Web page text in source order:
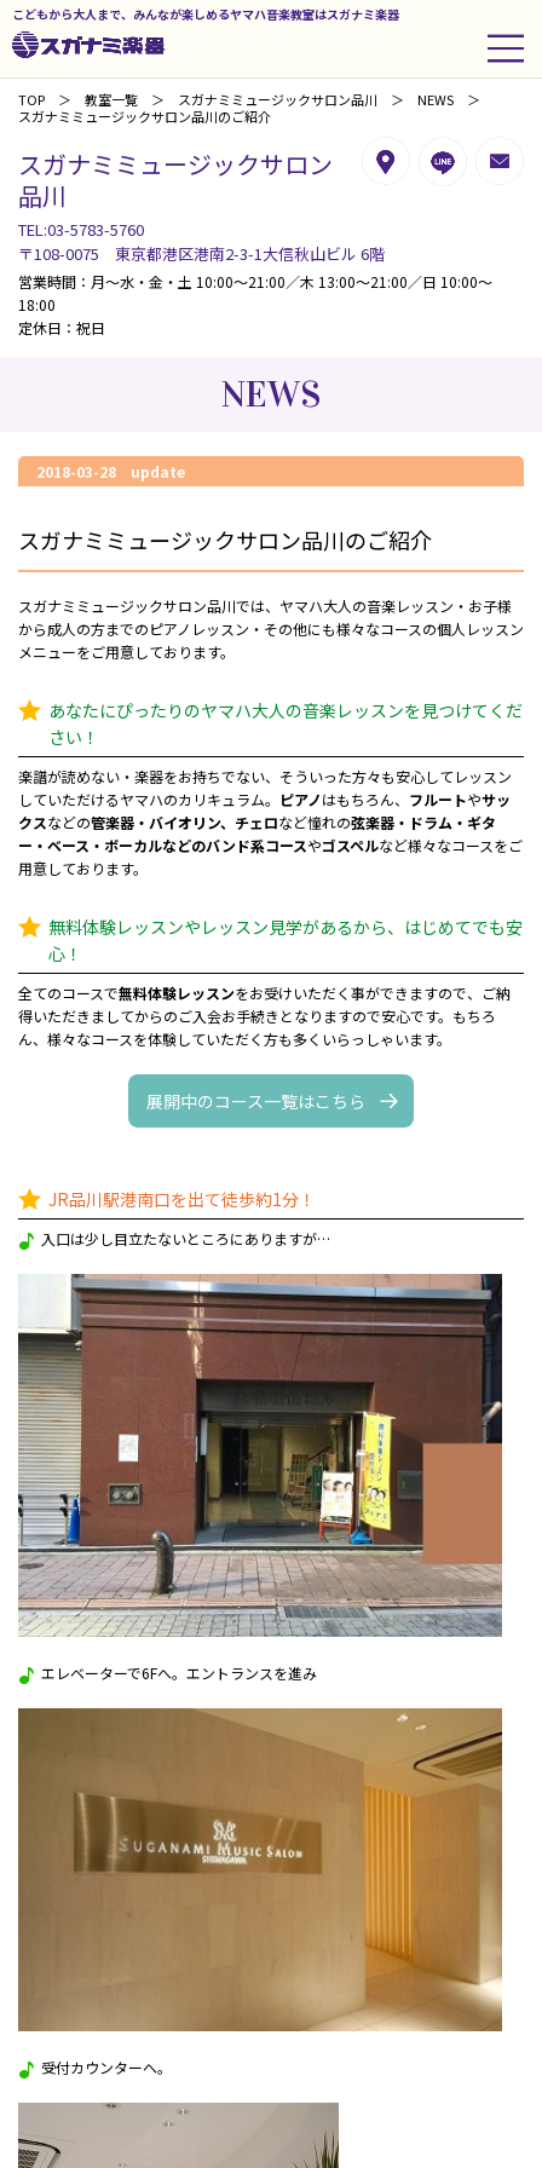
こどもから大人まで、みんなが楽しめるヤマハ音楽教室はスガナミ楽器
TOP 教室一覧 スガナミミュージックサロン品川
NEWS
スガナミミュージックサロン品川のご紹介
スガナミミュージックサロン
品川
TEL:03-5783-5760
〒108-0075 東京都港区港南2-3-1大信秋山ビル 6階
営業時間：月～水・金・土 10:00～21:00／木 13:00～21:00／日 10:00～
18:00
定休日：祝日
NEWS
2018-03-28 update
スガナミミュージックサロン品川のご紹介
スガナミミュージックサロン品川では、ヤマハ大人の音楽レッスン・お子様
から成人の方までのピアノレッスン・その他にも様々なコースの個人レッスン
メニューをご用意しております。
あなたにぴったりのヤマハ大人の音楽レッスンを見つけてくだ
さい！
楽譜が読めない・楽器をお持ちでない、そういった方々も安心してレッスン
していただけるヤマハのカリキュラム。 ピアノはもちろん、 フルートやサッ
クスなどの管楽器・ バイオリン、チェロなど憧れの弦楽器・ドラム・ギタ
ー・ベース・ボーカルなどのバンド系コースやゴスペルなど様々なコースをご
用意しております。
無料体験レッスンやレッスン見学があるから、はじめてでも安
心！
全てのコースで無料体験レッスンをお受けいただく事ができますので、ご納
得いただきましてからのご入会お手続きとなりますので安心です。もちろ
ん、様々なコースを体験していただく方も多くいらっしゃいます。
展開中のコース一覧はこちら
JR品川駅港南口を出て徒歩約1分！
入口は少し目立たないところにありますが…
エレベーターで6Fへ。エントランスを進み
受付カウンターへ。